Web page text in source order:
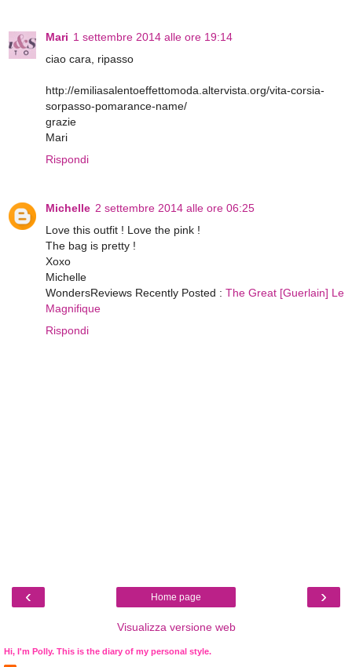
Mari 1 settembre 2014 alle ore 19:14
ciao cara, ripasso
http://emiliasalentoeffettomoda.altervista.org/vita-corsia-
sorpasso-pomarance-name/
grazie
Mari
Rispondi
Michelle 2 settembre 2014 alle ore 06:25
Love this outfit ! Love the pink !
The bag is pretty !
Xoxo
Michelle
WondersReviews Recently Posted : The Great [Guerlain] Le
Magnifique
Rispondi
‹ ›
Home page
Visualizza versione web
Hi, I'm Polly. This is the diary of my personal style.